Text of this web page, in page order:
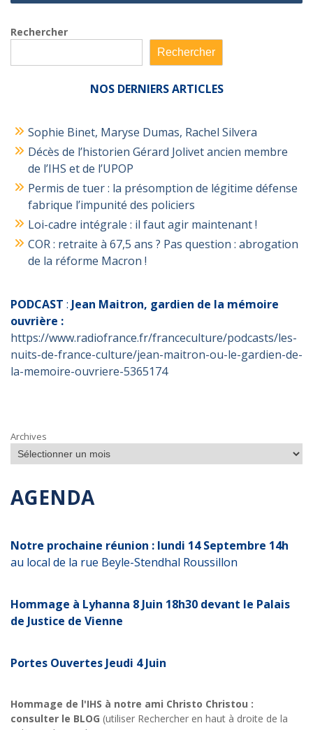
Rechercher
Rechercher
NOS DERNIERS ARTICLES
Sophie Binet, Maryse Dumas, Rachel Silvera
Décès de l’historien Gérard Jolivet ancien membre
de l’IHS et de l’UPOP
Permis de tuer : la présomption de légitime défense
fabrique l’impunité des policiers
Loi-cadre intégrale : il faut agir maintenant !
COR : retraite à 67,5 ans ? Pas question : abrogation
de la réforme Macron !
PODCAST : Jean Maitron, gardien de la mémoire
ouvrière :
https://www.radiofrance.fr/franceculture/podcasts/les-
nuits-de-france-culture/jean-maitron-ou-le-gardien-de-
la-memoire-ouvriere-5365174
Archives
AGENDA
Notre prochaine réunion : lundi 14 Septembre 14h
au local de la rue Beyle-Stendhal Roussillon
Hommage à Lyhanna 8 Juin 18h30 devant le Palais
de Justice de Vienne
Portes Ouvertes Jeudi 4 Juin
Hommage de l'IHS à notre ami Christo Christou :
consulter le BLOG (utiliser Rechercher en haut à droite de la